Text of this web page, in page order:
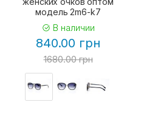
модель 2m6-k7
В наличии
840.00 грн
1680.00 грн